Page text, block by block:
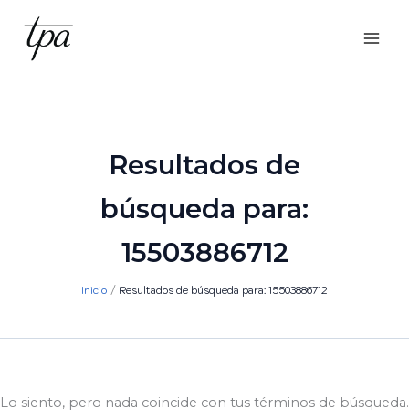
contenido
Resultados de
búsqueda para:
15503886712
Inicio Resultados de búsqueda para: 15503886712
Lo siento, pero nada coincide con tus términos de búsqueda.